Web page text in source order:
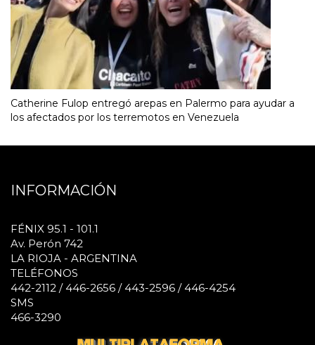
Catherine Fulop entregó arepas en Palermo para ayudar a
los afectados por los terremotos en Venezuela
INFORMACIÓN
FÉNIX 95.1 - 101.1
Av. Perón 742
LA RIOJA - ARGENTINA
TELÉFONOS
442-2112 / 446-2656 / 443-2596 / 446-4254
SMS
466-3290